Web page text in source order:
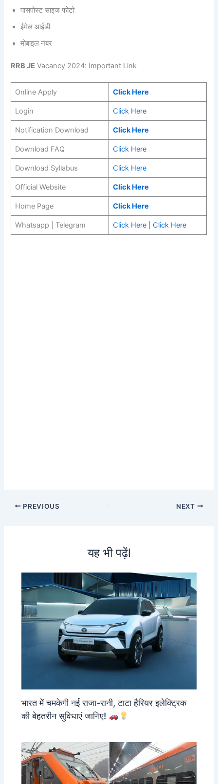
पासपोस्ट साइज फोटो
ईमेल आईडी
मोबाइल नंबर
RRB JE Vacancy 2024: Important Link
Online Apply Click Here
Login Click Here
Notification Download Click Here
Download FAQ Click Here
Download Syllabus Click Here
Official Website Click Here
Home Page Click Here
Whatsapp | Telegram Click Here| Click Here
PREVIOUS NEXT
यह भी पढ़ेंl
भारत में चमकेगी नई राजा-रानी, टाटा हैरियर इलेक्ट्रिक
की बेहतरीन सुविधाएं जानिए!